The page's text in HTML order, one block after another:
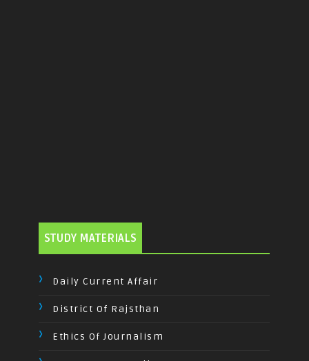
STUDY MATERIALS
Daily Current Affair
District Of Rajsthan
Ethics Of Journalism